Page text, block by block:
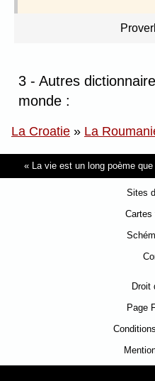
3 - Autres
monde :
La Croatie » La
La vie est un long poème que
Sites
Cartes
Droit
Page